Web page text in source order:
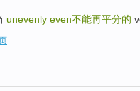
unevenly even不能再平分的